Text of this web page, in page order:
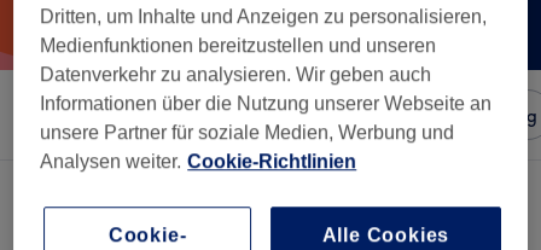
Sortieren nach Salons Expressangebote Bewertung
Dritten, um Inhalte und Anzeigen zu personalisieren,
Medienfunktionen bereitzustellen und unseren
Datenverkehr zu analysieren. Wir geben auch
Informationen über die Nutzung unserer Webseite an
unsere Partner für soziale Medien, Werbung und
Analysen weiter. Cookie-Richtlinien
Cookie-
Alle Cookies